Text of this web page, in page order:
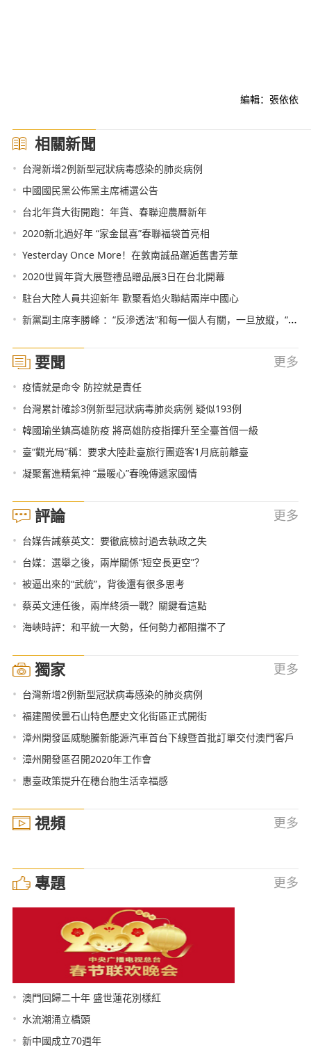
編輯：張依依
相關新聞
• 台灣新增2例新型冠狀病毒感染的肺炎病例
• 中國國民黨公佈黨主席補選公告
• 台北年貨大街開跑：年貨、春聯迎農曆新年
• 2020新北過好年 “家金鼠喜”春聯福袋首亮相
• Yesterday Once More！在敦南誠品邂逅舊書芳華
• 2020世貿年貨大展暨禮品贈品展3日在台北開幕
• 駐台大陸人員共迎新年 歡聚看焰火聯結兩岸中國心
• 新黨副主席李勝峰 ：“反滲透法”和每一個人有關，一旦放縱，“小蜥蜴”就變“大恐龍”
要聞 更多
• 疫情就是命令 防控就是責任
• 台灣累計確診3例新型冠狀病毒肺炎病例 疑似193例
• 韓國瑜坐鎮高雄防疫 將高雄防疫指揮升至全臺首個一級
• 臺“觀光局”稱：要求大陸赴臺旅行團遊客1月底前離臺
• 凝聚奮進精氣神 “最暖心”春晚傳遞家國情
評論 更多
• 台媒告誡蔡英文：要徹底檢討過去執政之失
• 台媒：選舉之後，兩岸關係“短空長更空”？
• 被逼出來的“武統”，背後還有很多思考
• 蔡英文連任後，兩岸終須一戰？關鍵看這點
• 海峽時評：和平統一大勢，任何勢力都阻擋不了
獨家 更多
• 台灣新增2例新型冠狀病毒感染的肺炎病例
• 福建閩侯曇石山特色歷史文化街區正式開街
• 漳州開發區威馳騰新能源汽車首台下線暨首批訂單交付澳門客戶
• 漳州開發區召開2020年工作會
• 惠臺政策提升在穗台胞生活幸福感
視頻 更多
專題 更多
• 澳門回歸二十年 盛世蓮花別樣紅
• 水流潮涌立橋頭
• 新中國成立70週年